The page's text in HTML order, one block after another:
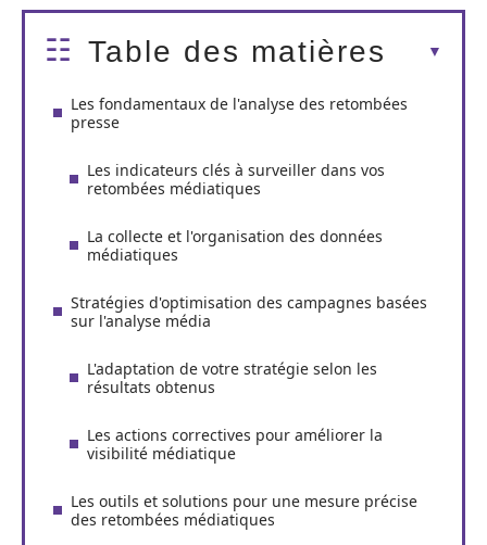
Table des matières
Les fondamentaux de l'analyse des retombées
presse
Les indicateurs clés à surveiller dans vos
retombées médiatiques
La collecte et l'organisation des données
médiatiques
Stratégies d'optimisation des campagnes basées
sur l'analyse média
L'adaptation de votre stratégie selon les
résultats obtenus
Les actions correctives pour améliorer la
visibilité médiatique
Les outils et solutions pour une mesure précise
des retombées médiatiques